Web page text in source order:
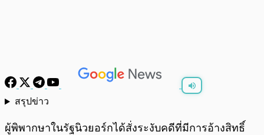
สรุปข่าว
ผู้พิพากษาในรัฐนิวยอร์กได้สั่งระงับคดีที่มีการอ้างสิทธิ์